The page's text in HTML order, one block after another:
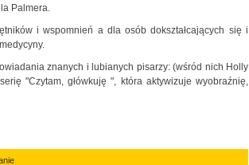
Palmera.
i wspomnień a dla osób dokształcających się i
znanych i lubianych pisarzy: (wśród nich Holly
"Czytam, główkuję ", która aktywizuje wyobraźnię,